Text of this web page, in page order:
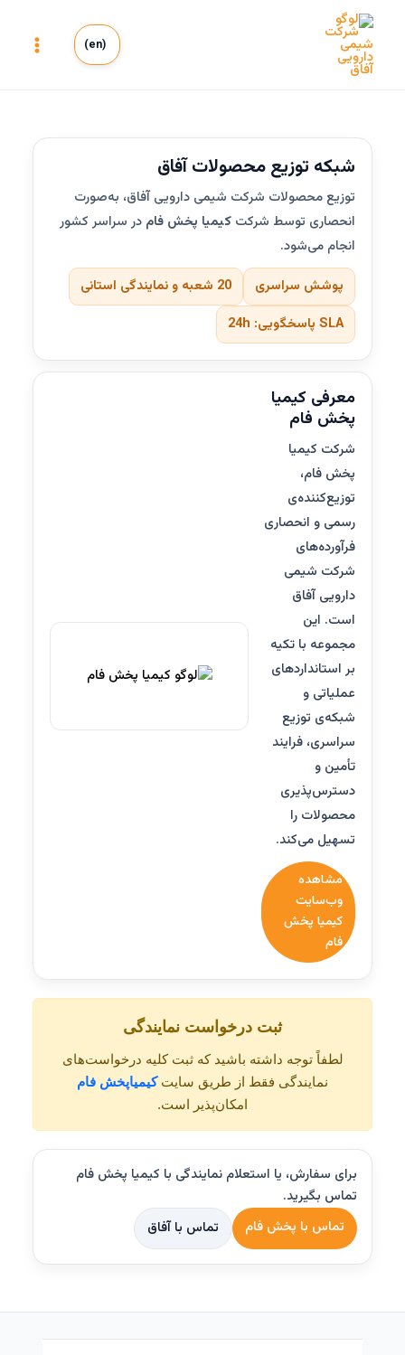
(en)
Main
شبکه توزیع محصولات آفاق
توزیع محصولات شرکت شیمی دارویی آفاق، به‌صورت
انحصاری توسط شرکت کیمیا پخش فام در سراسر کشور
انجام می‌شود.
پوشش سراسری
20 شعبه و نمایندگی استانی
SLA پاسخگویی: 24h
معرفی کیمیا
پخش فام
شرکت کیمیا
پخش فام،
توزیع‌کننده‌ی
رسمی و انحصاری
فرآورده‌های
شرکت شیمی
دارویی آفاق
است. این
مجموعه با تکیه
بر استانداردهای
عملیاتی و
شبکه‌ی توزیع
سراسری، فرایند
تأمین و
دسترس‌پذیری
محصولات را
تسهیل می‌کند.
مشاهده
وب‌سایت
کیمیا پخش
فام
ثبت درخواست نمایندگی
لطفاً توجه داشته باشید که ثبت کلیه درخواست‌های
نمایندگی فقط از طریق سایتکیمیاپخش فام
امکان‌پذیر است.
برای سفارش، یا استعلام نمایندگی با کیمیا پخش فام
تماس بگیرید.
تماس با پخش فام
تماس با آفاق